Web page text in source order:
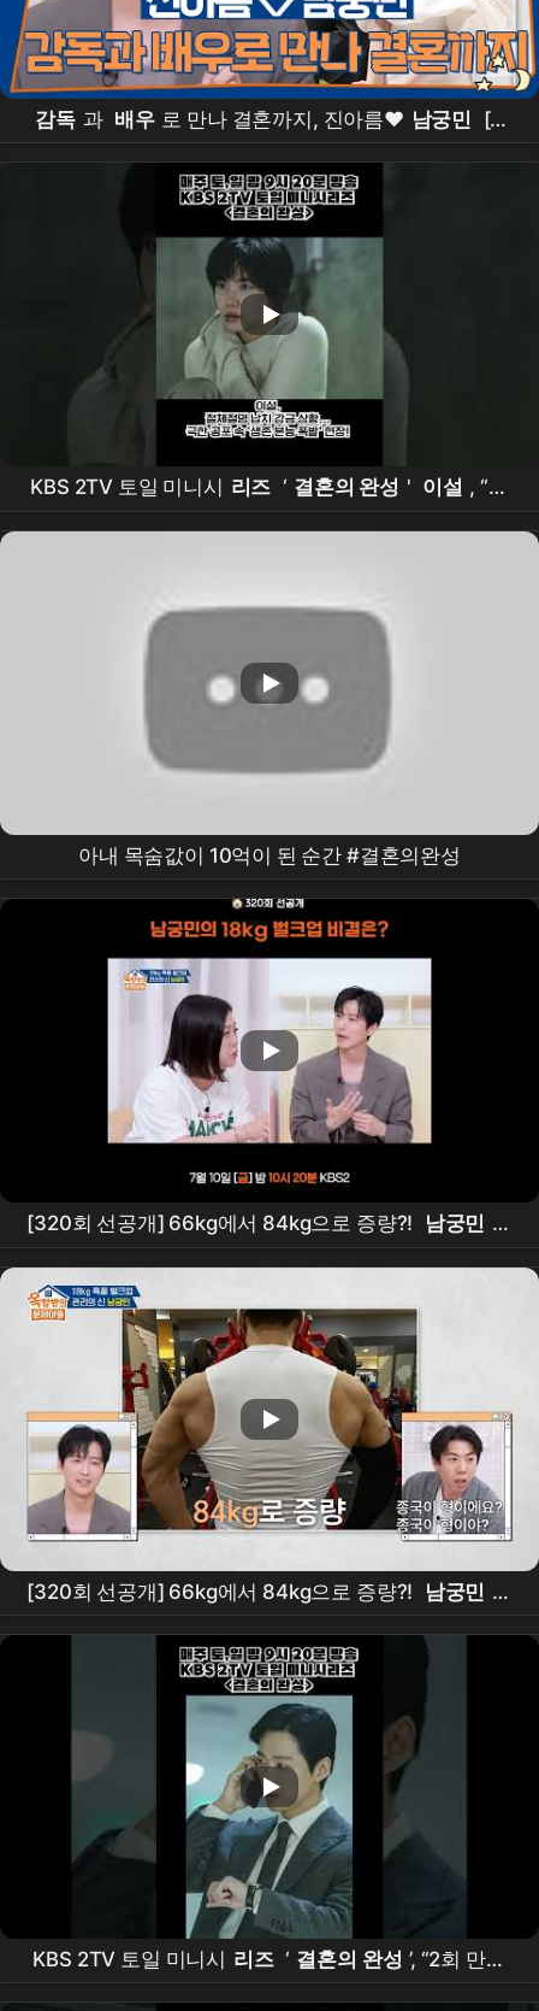
감독 과 배우 로 만나 결혼까지, 진아름♥ 남궁민
[옥
탑방의 문제아들/Problem Child in House] | KBS
260710 방송
KBS 2TV 토일 미니시 리즈 ‘ 결혼의 완성 ' 이설 , “어
떻게든 살아나가야만 한다!” 절체절명 납치 감금 상황...
아내 목숨값이 10억이 된 순간 #결혼의완성
[320회 선공개] 66kg에서 84kg으로 증량?! 남궁민 이
밝히는 철저한 자기 관리 비법은? | [옥탑방의 문제아들]
[320회 선공개] 66kg에서 84kg으로 증량?! 남궁민 이
밝히는 철저한 자기 관리 비법은? | [옥탑방의 문제아들]
ㅣKBS 260710 방송
KBS 2TV 토일 미니시 리즈 ‘ 결혼의 완성 ’, “2회 만에
최고 시청률 껑충! 자체 시청률 경신! 파죽지세 급상승세